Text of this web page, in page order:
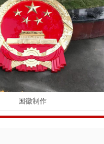
国徽制作